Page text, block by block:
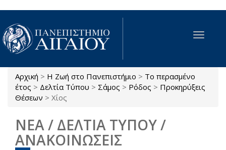
Παράκαμψη προς το κυρίως περιεχόμενο
Toggle
Είστε εδώ
Αρχική > Η Ζωή στο Πανεπιστήμιο > Το περασμένο
έτος > Δελτία Τύπου > Σάμος > Ρόδος > Προκηρύξεις
Θέσεων > Χίος
ΝΕΑ / ΔΕΛΤΙΑ ΤΥΠΟΥ /
ΑΝΑΚΟΙΝΩΣΕΙΣ